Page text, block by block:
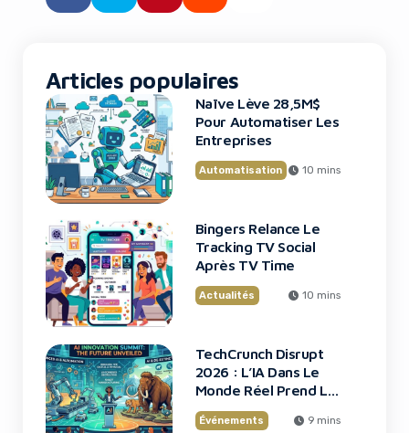
Ce n’est plus de la science-
Articles populaires
Naïve Lève 28,5M$
Pour Automatiser Les
Entreprises
Automatisation 10 mins
Bingers Relance Le
Tracking TV Social
Après TV Time
Actualités 10 mins
TechCrunch Disrupt
2026 : L’IA Dans Le
Monde Réel Prend La
Scène
Événements 9 mins